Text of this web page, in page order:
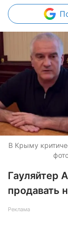
В Крыму
Гауляйтер
продавать
Реклама